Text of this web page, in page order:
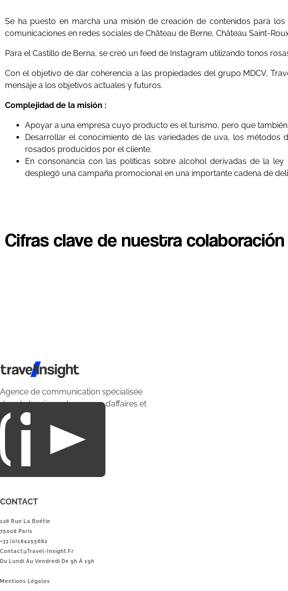
Se ha puesto en marcha una misión de creación de contenidos para
comunicaciones en redes sociales de Château de Berne, Château Saint-
Para el Castillo de Berna, se creó un feed de Instagram utilizando tonos
Con el objetivo de dar coherencia a las propiedades del grupo MDCV,
mensaje a los objetivos actuales y futuros.
Complejidad de la misión :
Apoyar a una empresa cuyo producto es el turismo, pero que
Desarrollar el conocimiento de las variedades de uva, los métodos
rosados producidos por el cliente.
En consonancia con las políticas sobre alcohol derivadas de la
desplegó una campaña promocional en una importante cadena de
Cifras clave de nuestra colaboración
Travel Insight
Agence de communication spécialisée
dans le tourisme du voyage d’affaires et
du loisirs.
CONTACT
128 Rue La Boétie
75008 Paris
+33 (0)184255682
Contact@Travel-Insight.fr
Du Lundi Au Vendredi De 9h À 19h
Mentions Légales